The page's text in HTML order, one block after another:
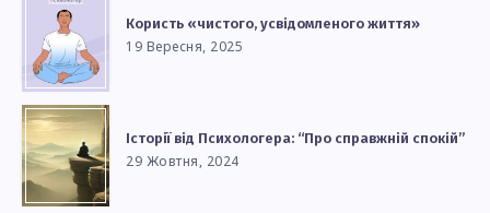
Користь «чистого, усвідомленого життя»
19 Вересня, 2025
Історії від Психологера: “Про справжній спокій”
29 Жовтня, 2024